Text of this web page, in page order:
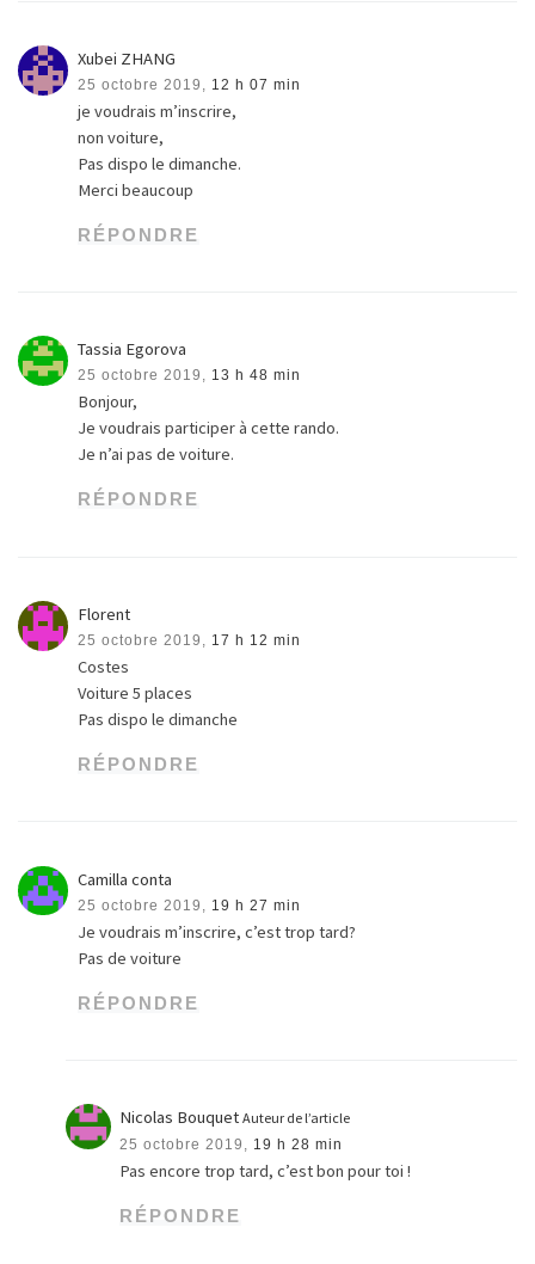
Xubei ZHANG
25 octobre 2019, 12 h 07 min
je voudrais m’inscrire,
non voiture,
Pas dispo le dimanche.
Merci beaucoup
RÉPONDRE
Tassia Egorova
25 octobre 2019, 13 h 48 min
Bonjour,
Je voudrais participer à cette rando.
Je n’ai pas de voiture.
RÉPONDRE
Florent
25 octobre 2019, 17 h 12 min
Costes
Voiture 5 places
Pas dispo le dimanche
RÉPONDRE
Camilla conta
25 octobre 2019, 19 h 27 min
Je voudrais m’inscrire, c’est trop tard?
Pas de voiture
RÉPONDRE
Nicolas BouquetAuteur de l’article
25 octobre 2019, 19 h 28 min
Pas encore trop tard, c’est bon pour toi !
RÉPONDRE